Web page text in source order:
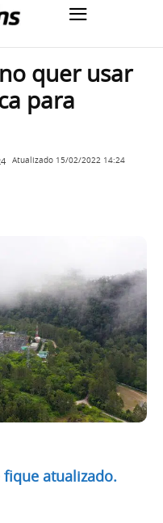
quer usar
para
Atualizado 15/02/2022 14:24
fique atualizado.